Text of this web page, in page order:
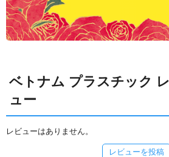
ベトナム プラスチック
ュー
レビューはありません。
レビューを投稿